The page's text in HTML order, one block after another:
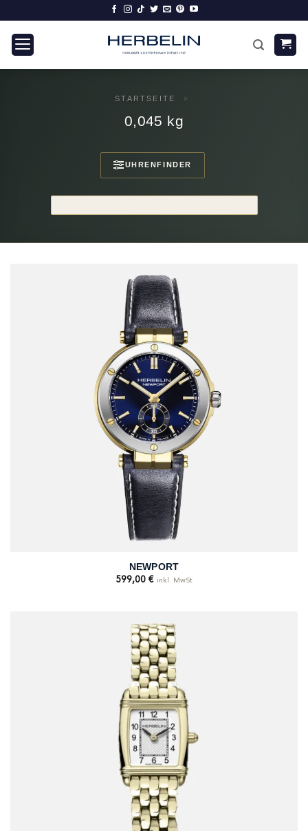
springen
STARTSEITE »
0,045 kg
UHRENFINDER
NEWPORT
599,00 € inkl. MwSt